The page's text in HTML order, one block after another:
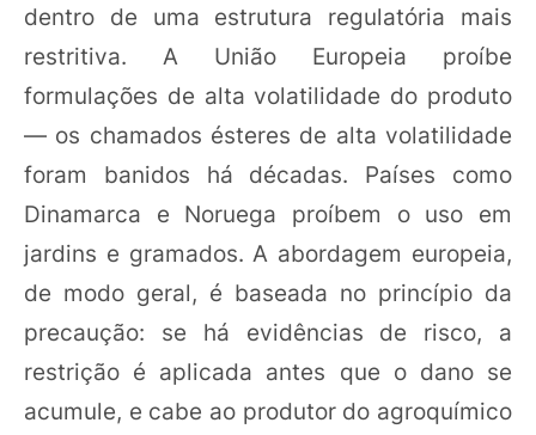
dentro de uma estrutura regulatória mais
restritiva. A União Europeia proíbe
formulações de alta volatilidade do produto
— os chamados ésteres de alta volatilidade
foram banidos há décadas. Países como
Dinamarca e Noruega proíbem o uso em
jardins e gramados. A abordagem europeia,
de modo geral, é baseada no princípio da
precaução: se há evidências de risco, a
restrição é aplicada antes que o dano se
acumule, e cabe ao produtor do agroquímico